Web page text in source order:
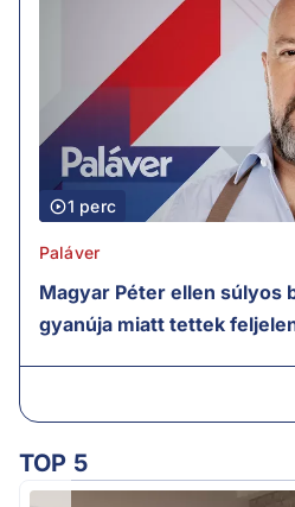
1 perc
Paláver
Magyar Péter ellen súlyos
gyanúja miatt tettek
TOP 5